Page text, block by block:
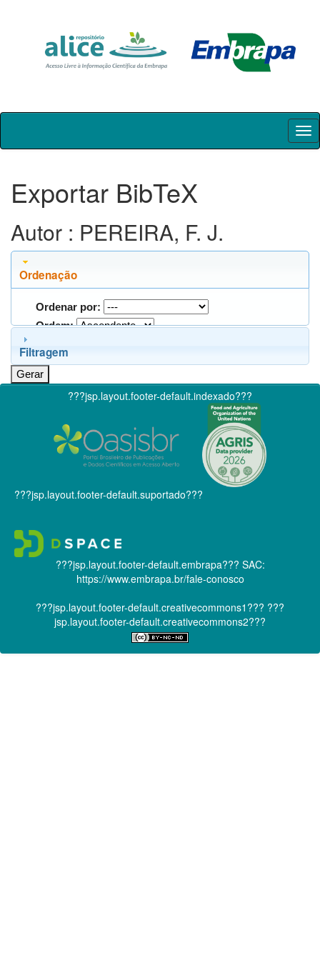
Skip
Exportar BibTeX
Autor : PEREIRA, F. J.
Ordenação
Ordenar por:
Ordem:
Filtragem
???jsp.layout.footer-default.indexado???
???jsp.layout.footer-default.suportado???
???jsp.layout.footer-default.embrapa??? SAC:
https://www.embrapa.br/fale-conosco
???jsp.layout.footer-default.creativecommons1??? ???
jsp.layout.footer-default.creativecommons2???